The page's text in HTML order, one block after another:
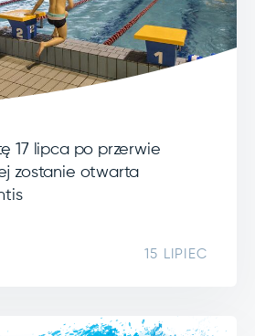
17 lipca po przerwie
zostanie otwarta
15 LIPIEC